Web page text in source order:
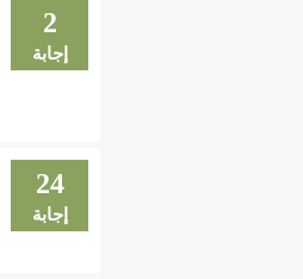
2
إجابة
24
إجابة